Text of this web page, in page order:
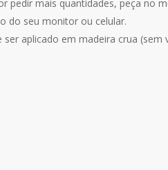
pedir mais quantidades, peça no
do seu monitor ou celular.
aplicado em madeira crua (sem